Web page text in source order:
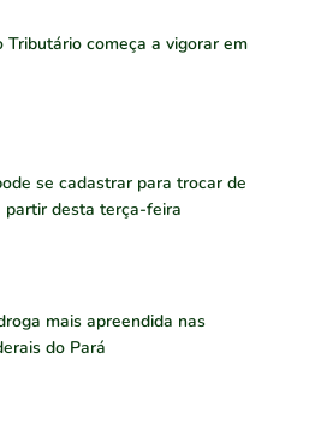
Tributário começa a vigorar em
se cadastrar para trocar de
partir desta terça-feira
mais apreendida nas
do Pará